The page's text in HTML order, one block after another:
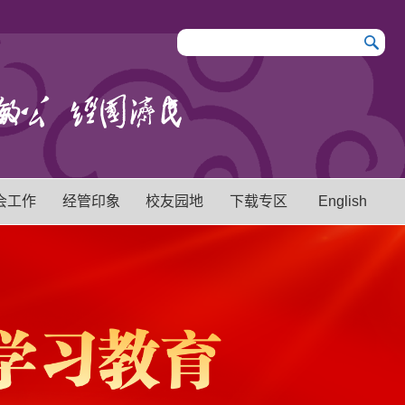
工作 经管印象 校友园地 下载专区 English